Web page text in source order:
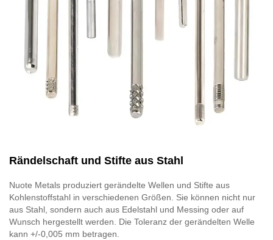
Rändelschaft und Stifte aus Stahl
Nuote Metals produziert gerändelte Wellen und Stifte aus
Kohlenstoffstahl in verschiedenen Größen. Sie können nicht nur
aus Stahl, sondern auch aus Edelstahl und Messing oder auf
Wunsch hergestellt werden. Die Toleranz der gerändelten Welle
kann +/-0,005 mm betragen.